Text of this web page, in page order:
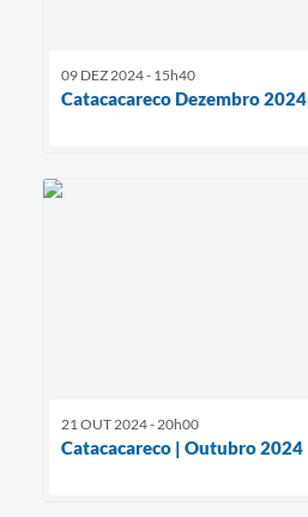
09 DEZ 2024 - 15h40
Catacacareco Dezembro 2024
21 OUT 2024 - 20h00
Catacacareco | Outubro 2024